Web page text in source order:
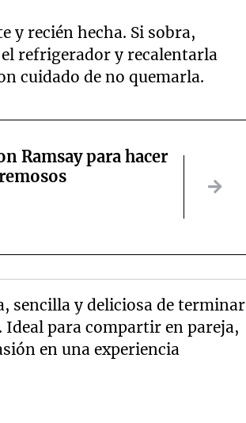
y recién hecha. Si sobra,
refrigerador y recalentarla
cuidado de no quemarla.
Ramsay para hacer
sencilla y deliciosa de terminar
Ideal para compartir en pareja,
en una experiencia